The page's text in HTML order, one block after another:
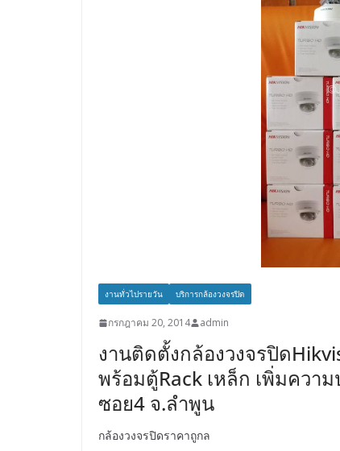
งานทั่วไปรายวัน บริการกล้องวงจรปิด
กรกฎาคม 20, 2014 admin
งานติดตั้งกล้องวงจรปิด
พร้อมตู้Rack เหล็ก เพิ่มควา
ซอย4 จ.ลำพูน
กล้องวงจรปิดราคาถูกล